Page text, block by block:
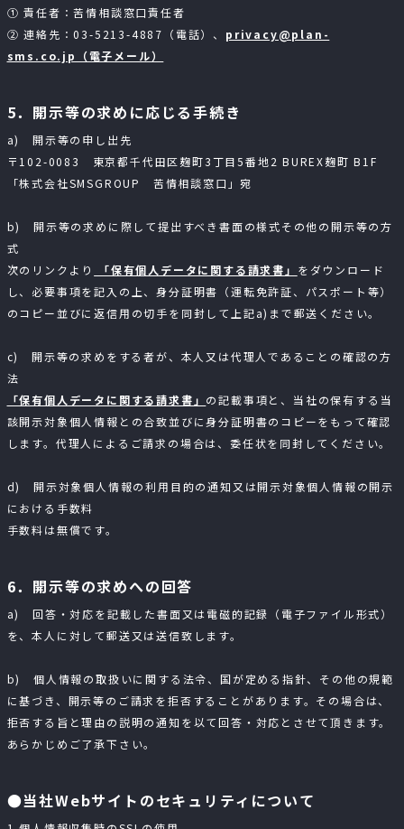
① 責任者：苦情相談窓口責任者
② 連絡先：03-5213-4887（電話）、 privacy@plan-
sms.co.jp（電子メール）
5．開示等の求めに応じる手続き
a) 開示等の申し出先
〒102-0083 東京都千代田区麹町3丁目5番地2 BUREX麹町 B1F
「株式会社SMSGROUP 苦情相談窓口」宛
b) 開示等の求めに際して提出すべき書面の様式その他の開示等の方
式
次のリンクより
「保有個人データに関する請求書」 をダウンロード
し、必要事項を記入の上、身分証明書（運転免許証、パスポート等）
のコピー並びに返信用の切手を同封して上記a)まで郵送ください。
c) 開示等の求めをする者が、本人又は代理人であることの確認の方
法
「保有個人データに関する請求書」 の記載事項と、当社の保有する当
該開示対象個人情報との合致並びに身分証明書のコピーをもって確認
します。代理人によるご請求の場合は、委任状を同封してください。
d) 開示対象個人情報の利用目的の通知又は開示対象個人情報の開示
における手数料
手数料は無償です。
6．開示等の求めへの回答
a) 回答・対応を記載した書面又は電磁的記録（電子ファイル形式）
を、本人に対して郵送又は送信致します。
b) 個人情報の取扱いに関する法令、国が定める指針、その他の規範
に基づき、開示等のご請求を拒否することがあります。その場合は、
拒否する旨と理由の説明の通知を以て回答・対応とさせて頂きます。
あらかじめご了承下さい。
●当社Webサイトのセキュリティについて